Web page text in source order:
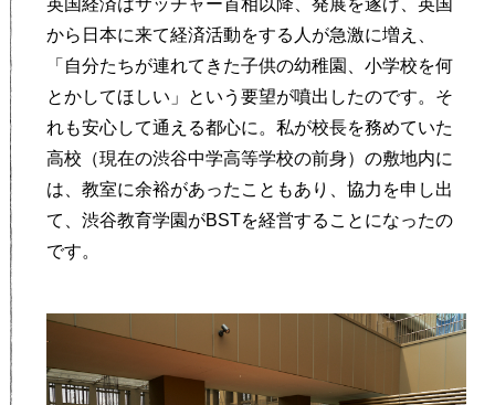
から日本に来て経済活動をする人が急激に増え、
「自分たちが連れてきた子供の幼稚園、小学校を何
とかしてほしい」という要望が噴出したのです。そ
れも安心して通える都心に。私が校長を務めていた
高校（現在の渋谷中学高等学校の前身）の敷地内に
は、教室に余裕があったこともあり、協力を申し出
て、渋谷教育学園がBSTを経営することになったの
です。